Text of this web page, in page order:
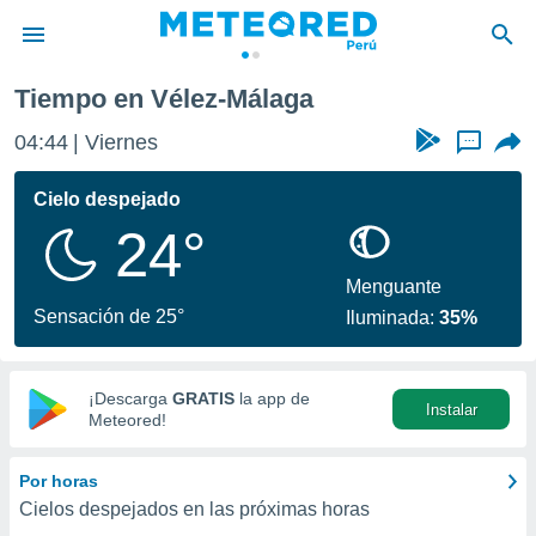
de
ha sido
calidad.
a este
las
y
digital
basada
Tiempo en Vélez-Málaga
04:44 Viernes ...
Cielo despejado
24°
Sensación de 25°
Menguante
Iluminada:35%
¡Descarga GRATIS la app de
Meteored!
Instalar
Por horas
Cielos despejados en las próximas horas